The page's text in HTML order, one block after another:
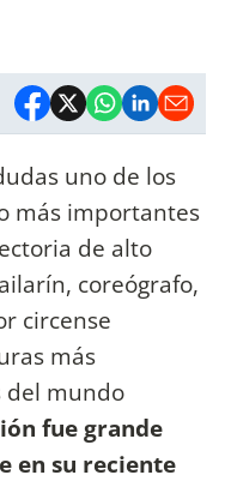
uno de los
más importantes
de alto
coreógrafo,
circense
más
del mundo
fue grande
en su reciente